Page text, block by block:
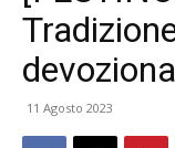
11 Agosto 2023